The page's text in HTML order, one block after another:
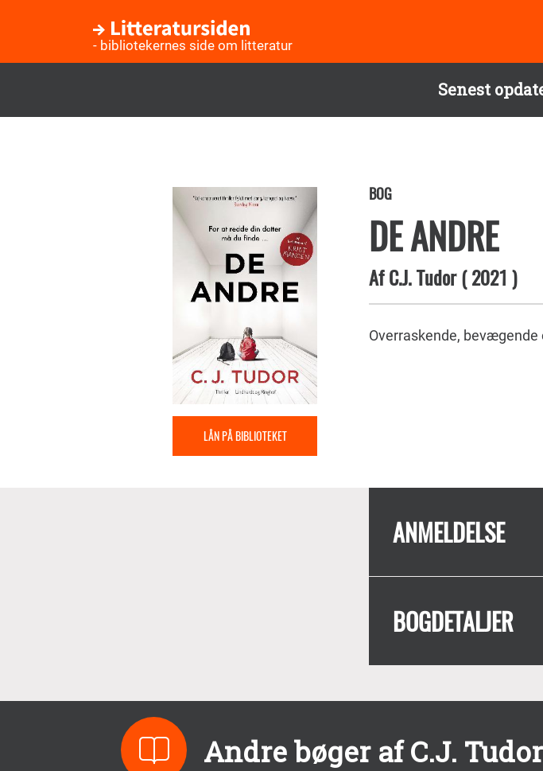
Senest
- bibliotekernes side om litteratur
LÅN PÅ BIBLIOTEKET
BOG
DE ANDRE
AfC.J. Tudor(2021 )
Overraskende,
ANMELDELSE
BOGDETALJER
Andre bøger af C.J. Tudor